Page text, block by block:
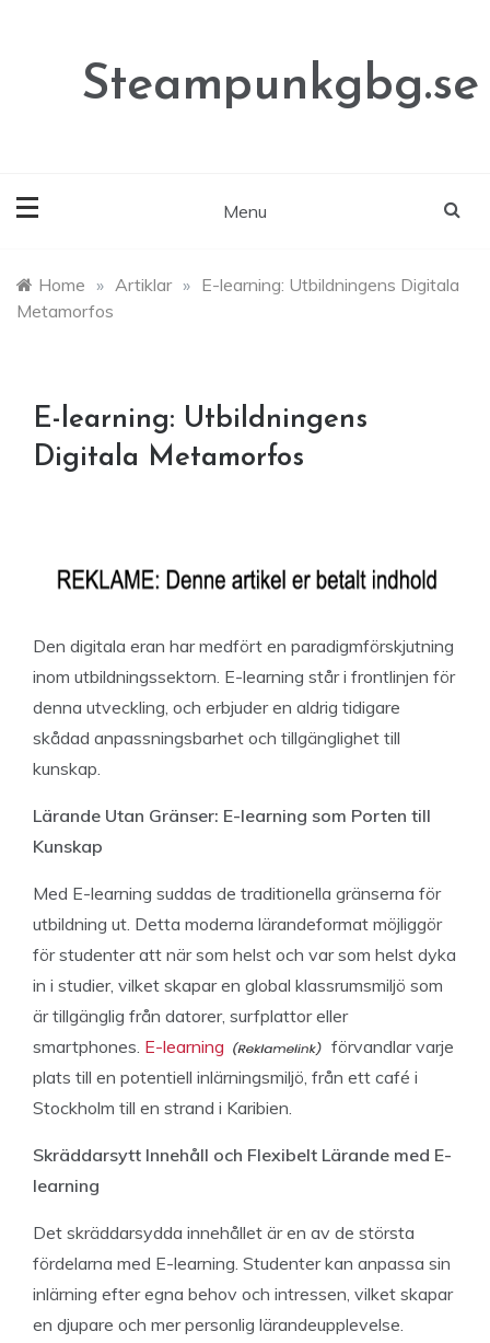
Steampunkgbg.se
Menu
Home » Artiklar » E-learning: Utbildningens Digitala
Metamorfos
E-learning: Utbildningens
Digitala Metamorfos
Den digitala eran har medfört en paradigmförskjutning
inom utbildningssektorn. E-learning står i frontlinjen för
denna utveckling, och erbjuder en aldrig tidigare
skådad anpassningsbarhet och tillgänglighet till
kunskap.
Lärande Utan Gränser: E-learning som Porten till
Kunskap
Med E-learning suddas de traditionella gränserna för
utbildning ut. Detta moderna lärandeformat möjliggör
för studenter att när som helst och var som helst dyka
in i studier, vilket skapar en global klassrumsmiljö som
är tillgänglig från datorer, surfplattor eller
smartphones. E-learning
förvandlar varje
plats till en potentiell inlärningsmiljö, från ett café i
Stockholm till en strand i Karibien.
Skräddarsytt Innehåll och Flexibelt Lärande med E-
learning
Det skräddarsydda innehållet är en av de största
fördelarna med E-learning. Studenter kan anpassa sin
inlärning efter egna behov och intressen, vilket skapar
en djupare och mer personlig lärandeupplevelse.